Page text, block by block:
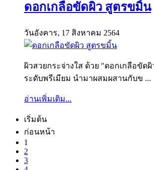
ดอกเกลือขัดผิว สูตรขมิ้น
วันอังคาร, 17 สิงหาคม 2564
ผิวสวยกระจ่างใส ด้วย "ดอกเกลือขั
ระดับพรีเมียม นำมาผสมผสานกับข ...
อ่านเพิ่มเติม...
เริ่มต้น
ก่อนหน้า
1
2
3